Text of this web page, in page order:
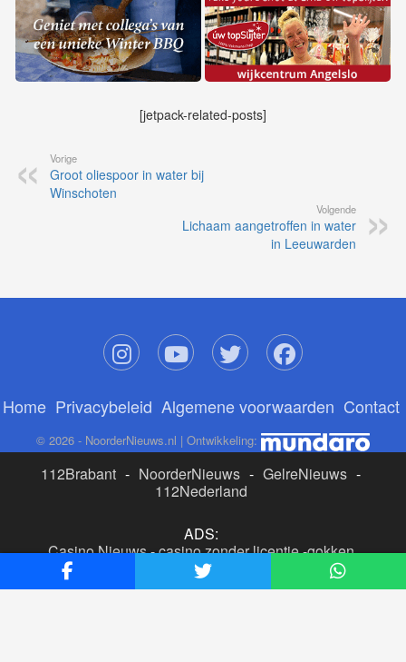
[jetpack-related-posts]
Vorige
Groot oliespoor in water bij
Winschoten
Volgende
Lichaam aangetroffen in water
in Leeuwarden
Home Privacybeleid Algemene voorwaarden Contact
© 2026 - NoorderNieuws.nl | Ontwikkeling:
112Brabant - NoorderNieuws - GelreNieuws -
112Nederland
ADS:
Casino Nieuws-casino zonder licentie-gokken
buitenlandse site
beste online casino nederland